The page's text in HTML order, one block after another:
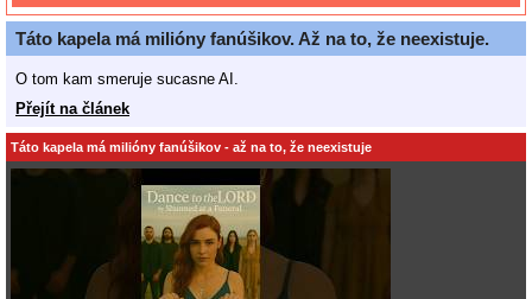
Táto kapela má milióny fanúšikov. Až na to, že neexistuje.
O tom kam smeruje sucasne AI.
Přejít na článek
Táto kapela má milióny fanúšikov - až na to, že neexistuje